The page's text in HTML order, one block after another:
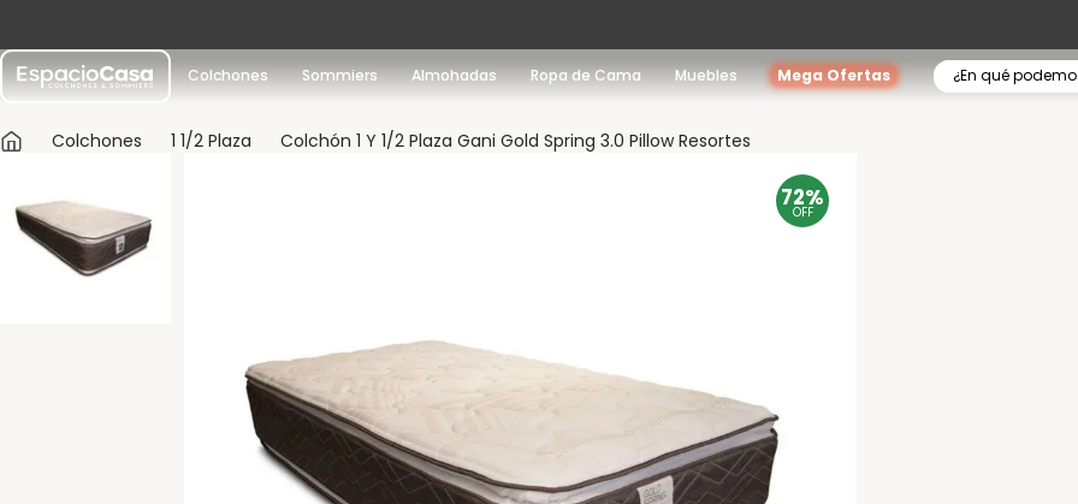
Colchones Sommiers Almohadas Ropa de Cama Muebles Mega Ofertas ¿En qué
Colchones 1 1/2 Plaza Colchón 1 Y 1/2 Plaza Gani Gold Spring 3.0 Pillow Resortes
72%
OFF